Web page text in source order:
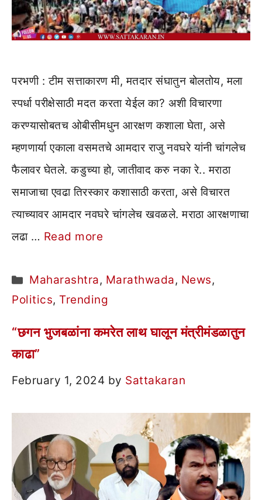
परभणी : टीम सत्ताकारण मी, मतदार संघातुन बोलतोय, मला
स्पर्धा परीक्षेसाठी मदत करता येईल का? अशी विचारणा
करण्यासोबतच ओबीसीमधुन आरक्षण कशाला घेता, असे
म्हणणार्या एकाला वसमतचे आमदार राजु नवघरे यांनी चांगलेच
फैलावर घेतले. कडुच्या हो, जातीवाद करु नका रे.. मराठा
समाजाचा एवढा तिरस्कार कशासाठी करता, असे विचारत
त्याच्यावर आमदार नवघरे चांगलेच खवळले. मराठा आरक्षणाचा
लढा … Read more
Categories
Maharashtra, Marathwada, News,
Politics, Trending
“छगन भुजबळांना कमरेत लाथ घालून मंत्रीमंडळातुन
काढा”
February 1, 2024 by Sattakaran